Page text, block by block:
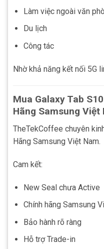
Làm việc ngoài văn
Du lịch
Công tác
Nhờ khả năng kết nối 5G
Mua Galaxy Tab
Hãng Samsung
TheTekCoffee chuyên
Hãng Samsung Việt Nam.
Cam kết:
New Seal chưa Active
Chính hãng Samsung
Bảo hành rõ ràng
Hỗ trợ Trade-in